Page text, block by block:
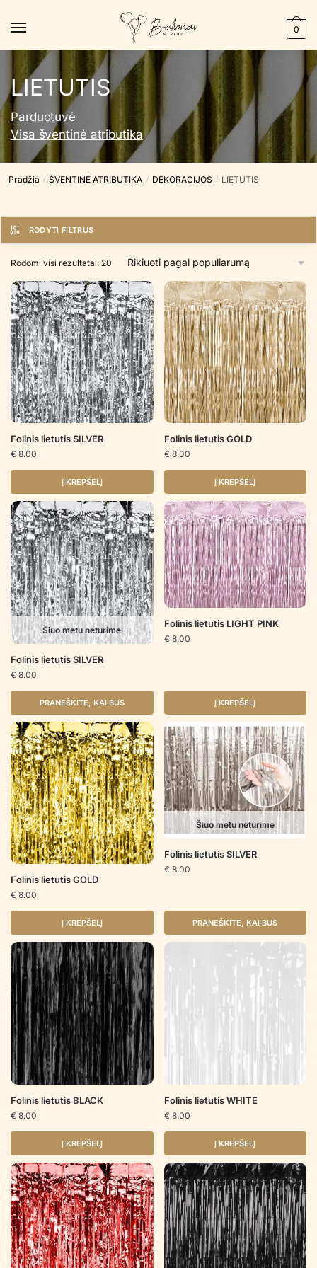
0
LIETUTIS
Parduotuvė
Visa šventinė atributika
Pradžia / ŠVENTINĖ ATRIBUTIKA / DEKORACIJOS / LIETUTIS
RODYTI FILTRUS
Rodomi visi rezultatai: 20 Rūšiuojama
populiarumą
Folinis lietutis SILVER
€ 8.00
Į KREPŠELĮ
Folinis lietutis GOLD
€ 8.00
Į KREPŠELĮ
Šiuo metu neturime
Folinis lietutis SILVER
€ 8.00
PRANEŠKITE, KAI BUS
Folinis lietutis LIGHT PINK
€ 8.00
Į KREPŠELĮ
Folinis lietutis GOLD
€ 8.00
Į KREPŠELĮ
Šiuo metu neturime
Folinis lietutis SILVER
€ 8.00
PRANEŠKITE, KAI BUS
Folinis lietutis BLACK
€ 8.00
Į KREPŠELĮ
Folinis lietutis WHITE
€ 8.00
Į KREPŠELĮ